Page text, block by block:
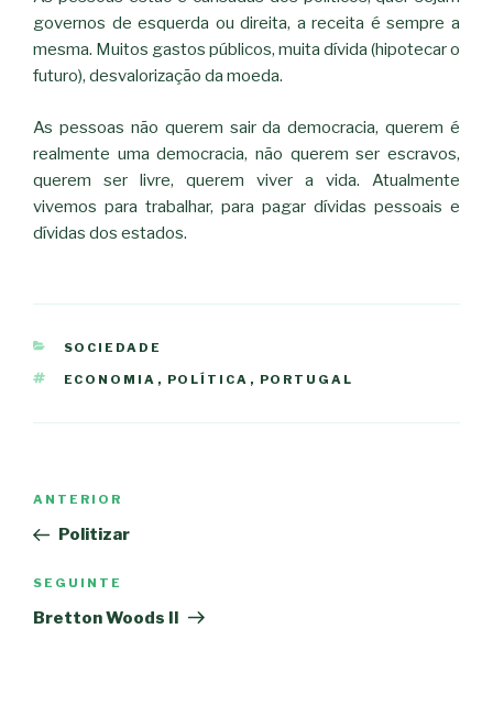
governos de esquerda ou direita, a receita é sempre a
mesma. Muitos gastos públicos, muita dívida (hipotecar o
futuro), desvalorização da moeda.
As pessoas não querem sair da democracia, querem é
realmente uma democracia, não querem ser escravos,
querem ser livre, querem viver a vida. Atualmente
vivemos para trabalhar, para pagar dívidas pessoais e
dívidas dos estados.
CATEGORIAS
SOCIEDADE
ETIQUETAS
ECONOMIA , POLÍTICA , PORTUGAL
artigos
Conteúdo
anterior
ANTERIOR
Politizar
Conteúdo
seguinte
SEGUINTE
Bretton Woods II